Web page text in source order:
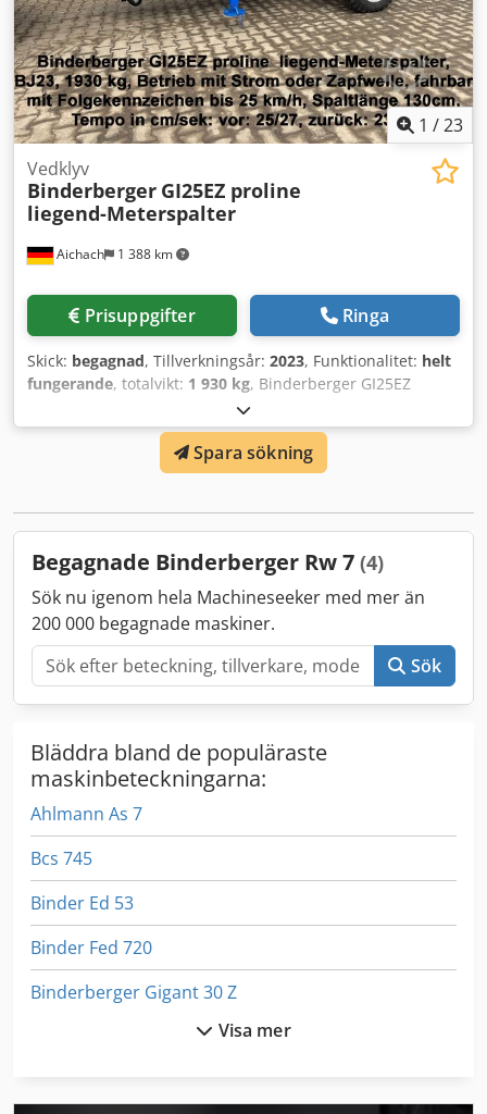
1 /23
Aichach 1 388 km
Vedklyv
Binderberger GI25EZ proline
liegend-Meterspalter
Prisuppgifter Ringa
Skick: begagnad, Tillverkningsår: 2023, Funktionalitet: helt
fungerande, totalvikt: 1 930 kg, Binderberger GI25EZ
proline liggande meterskivare Csdpfx Ajyg I Dpepyjrf
Tillverkningsår: 2023 Vikt: 1930 kg Drift: el eller kraftuttag
Flyttbar med medföljande skylt upp till 25 km/h Klyvlängd:
130 cm Hastighet i cm/s: framåt: 25/27, bakåt: 23/25
Spara sökning
Begagnade Binderberger Rw 7 (4)
Sök nu igenom hela Machineseeker med mer än
200 000 begagnade maskiner.
Sök
Bläddra bland de populäraste
maskinbeteckningarna:
Ahlmann As 7
Bcs 745
Binder Ed 53
Binder Fed 720
Binderberger Gigant 30 Z
Binderberger Ssp 450 DVisa mer